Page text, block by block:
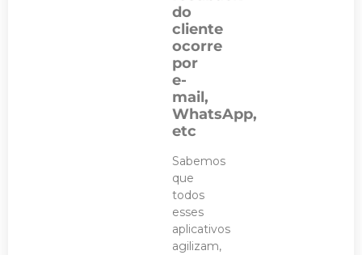
do
cliente
ocorre
por
e-
mail,
WhatsApp,
etc
Sabemos
que
todos
esses
aplicativos
agilizam,